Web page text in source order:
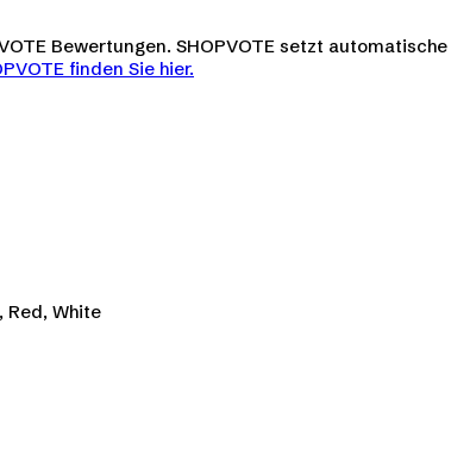
Bewertungen. SHOPVOTE setzt
finden Sie hier.
Red, White